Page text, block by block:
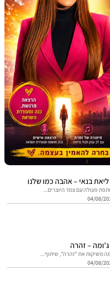
– אהבה כמו שלנו
עם צמד היוצרים...
– זהרה
את "זהרה", שיתוף...